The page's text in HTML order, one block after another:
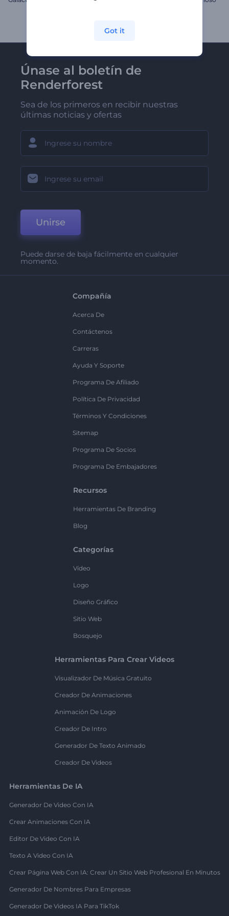
Únase al boletín de
Renderforest
Sea de los primeros en recibir nuestras
últimas noticias y ofertas
Unirse
Puede darse de baja fácilmente en cualquier
momento.
Compañía
Acerca De
Contáctenos
Carreras
Ayuda Y Soporte
Programa De Afiliado
Política De Privacidad
Términos Y Condiciones
Sitemap
Programa De Socios
Programa De Embajadores
Recursos
Herramientas De Branding
Blog
Categorías
Vídeo
Logo
Diseño Gráfico
Sitio Web
Bosquejo
Herramientas Para Crear Videos
Visualizador De Música Gratuito
Creador De Animaciones
Animación De Logo
Creador De Intro
Generador De Texto Animado
Creador De Videos
Herramientas De IA
Generador De Video Con IA
Crear Animaciones Con IA
Editor De Video Con IA
Texto A Video Con IA
Crear Página Web Con IA: Crear Un Sitio Web Profesional En Minutos
Generador De Nombres Para Empresas
Generador De Videos IA Para TikTok
Got it